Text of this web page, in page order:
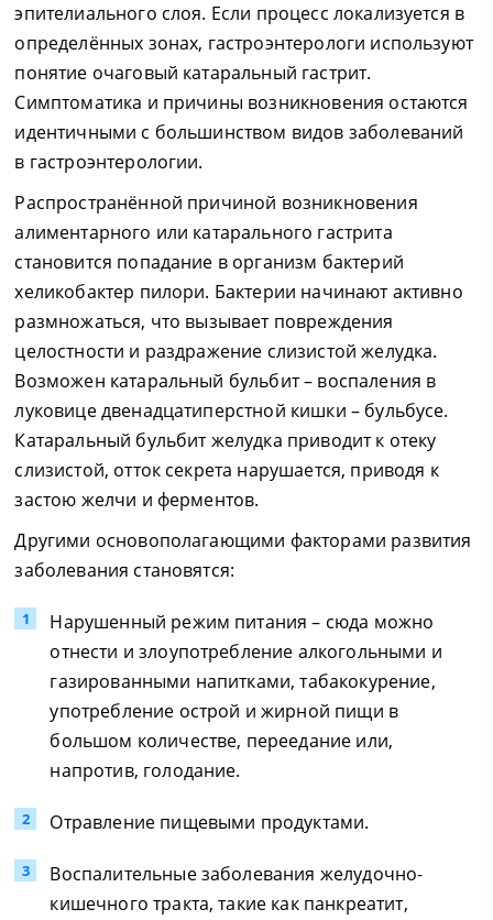
эпителиального слоя. Если процесс локализуется в
определённых зонах, гастроэнтерологи используют
понятие очаговый катаральный гастрит.
Симптоматика и причины возникновения остаются
идентичными с большинством видов заболеваний
в гастроэнтерологии.
Распространённой причиной возникновения
алиментарного или катарального гастрита
становится попадание в организм бактерий
хеликобактер пилори. Бактерии начинают активно
размножаться, что вызывает повреждения
целостности и раздражение слизистой желудка.
Возможен катаральный бульбит – воспаления в
луковице двенадцатиперстной кишки – бульбусе.
Катаральный бульбит желудка приводит к отеку
слизистой, отток секрета нарушается, приводя к
застою желчи и ферментов.
Другими основополагающими факторами развития
заболевания становятся:
Нарушенный режим питания – сюда можно
отнести и злоупотребление алкогольными и
газированными напитками, табакокурение,
употребление острой и жирной пищи в
большом количестве, переедание или,
напротив, голодание.
Отравление пищевыми продуктами.
Воспалительные заболевания желудочно-
кишечного тракта, такие как панкреатит,